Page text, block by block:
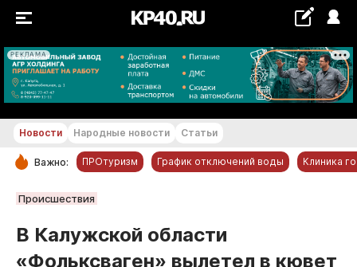
РЕКЛАМА
+26...+27 °С
РУБРИКИ
Новости компаний
Новости Народные новости Статьи
Важно: ПРОтуризм График отключений воды Клиника
Происшествия
В Калужской области
«Фольксваген» вылетел в кювет